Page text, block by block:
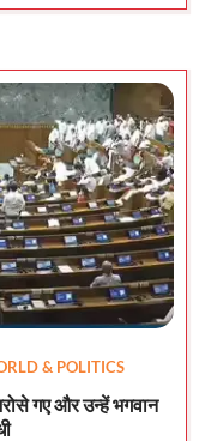
& POLITICS
गए और उन्हें भगवान